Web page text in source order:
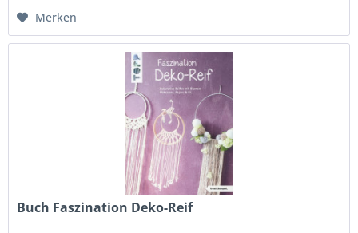
Merken
Buch Faszination Deko-Reif